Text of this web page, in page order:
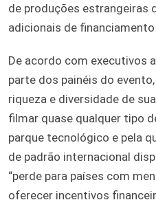
de produções estrangeiras
adicionais de
De acordo com executivos
parte dos painéis do
riqueza e diversidade de
filmar quase qualquer tipo
parque tecnológico e pela
de padrão internacional
“perde para países com
oferecer incentivos